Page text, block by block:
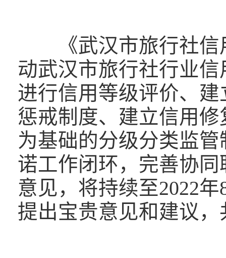
《武汉市旅行社信
动武汉市旅行社行业
进行信用等级评价、
惩戒制度、建立信用
为基础的分级分类监
诺工作闭环，完善协
意见，将持续至2022
提出宝贵意见和建议